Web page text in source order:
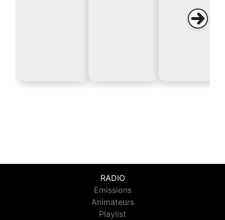
RADIO
Emissions
Animateurs
Playlist